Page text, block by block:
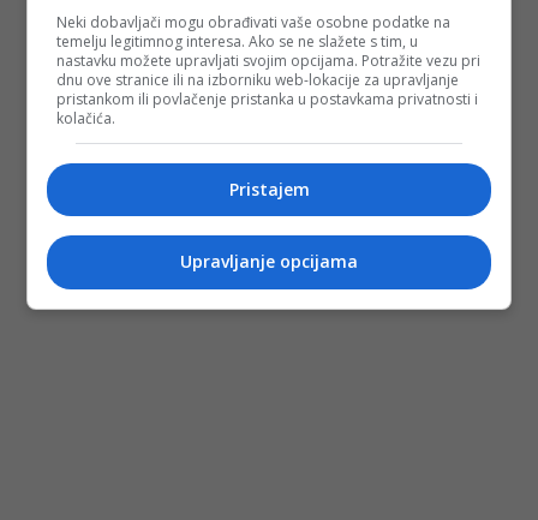
Neki dobavljači mogu obrađivati vaše osobne podatke na
temelju legitimnog interesa. Ako se ne slažete s tim, u
nastavku možete upravljati svojim opcijama. Potražite vezu pri
dnu ove stranice ili na izborniku web-lokacije za upravljanje
pristankom ili povlačenje pristanka u postavkama privatnosti i
kolačića.
Pristajem
Upravljanje opcijama